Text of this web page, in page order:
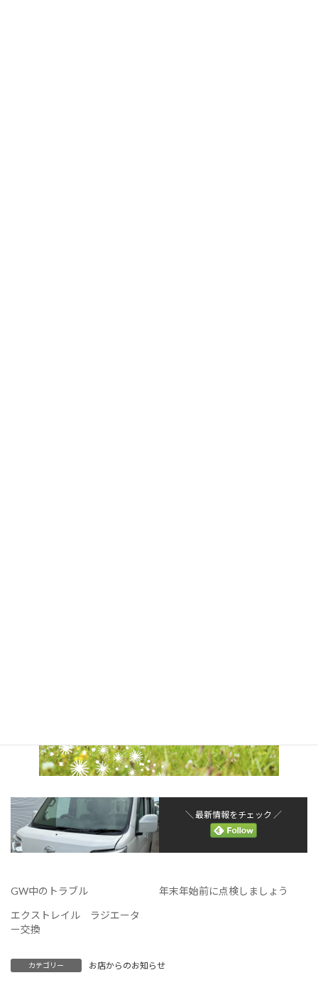
＼ 最新情報をチェック ／
GW中のトラブル
年末年始前に点検しましょう
エクストレイル ラジエータ
ー交換
カテゴリー お店からのお知らせ